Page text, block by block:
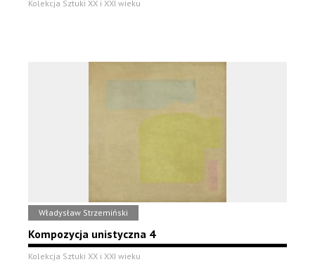
Kolekcja Sztuki XX i XXI wieku
Władysław Strzemiński
Kompozycja unistyczna 4
Kolekcja Sztuki XX i XXI wieku